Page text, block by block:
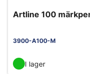
Artline 100
3900-A100-M
I lager